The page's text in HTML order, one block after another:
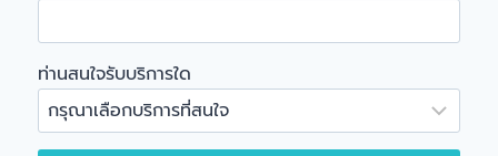
ท่านสนใจรับบริการใด